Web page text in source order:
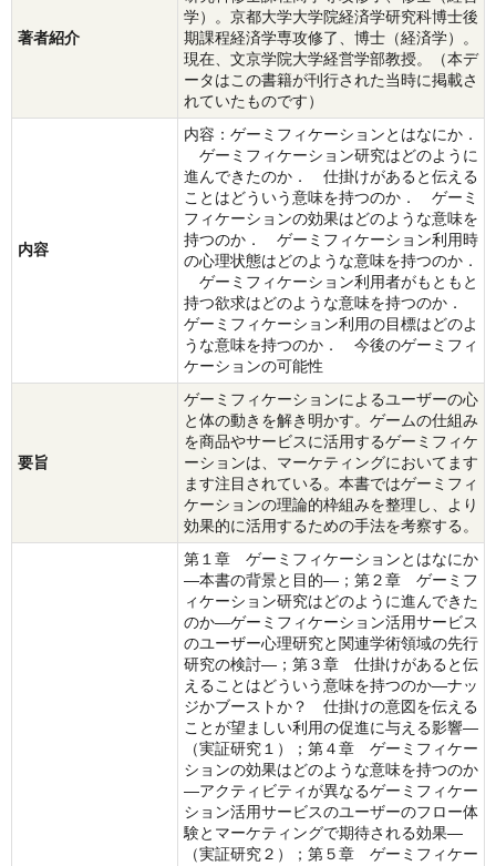
著者紹介
学）。京都大学大学院経済学研究科博士後
期課程経済学専攻修了、博士（経済学）。
現在、文京学院大学経営学部教授。（本デ
ータはこの書籍が刊行された当時に掲載さ
れていたものです）
内容
内容：ゲーミフィケーションとはなにか．
ゲーミフィケーション研究はどのように
進んできたのか． 仕掛けがあると伝える
ことはどういう意味を持つのか． ゲーミ
フィケーションの効果はどのような意味を
持つのか． ゲーミフィケーション利用時
の心理状態はどのような意味を持つのか．
ゲーミフィケーション利用者がもともと
持つ欲求はどのような意味を持つのか．
ゲーミフィケーション利用の目標はどのよ
うな意味を持つのか． 今後のゲーミフィ
ケーションの可能性
要旨
ゲーミフィケーションによるユーザーの心
と体の動きを解き明かす。ゲームの仕組み
を商品やサービスに活用するゲーミフィケ
ーションは、マーケティングにおいてます
ます注目されている。本書ではゲーミフィ
ケーションの理論的枠組みを整理し、より
効果的に活用するための手法を考察する。
第１章 ゲーミフィケーションとはなにか
―本書の背景と目的―；第２章 ゲーミフ
ィケーション研究はどのように進んできた
のか―ゲーミフィケーション活用サービス
のユーザー心理研究と関連学術領域の先行
研究の検討―；第３章 仕掛けがあると伝
えることはどういう意味を持つのか―ナッ
ジかブーストか？ 仕掛けの意図を伝える
ことが望ましい利用の促進に与える影響―
（実証研究１）；第４章 ゲーミフィケー
ションの効果はどのような意味を持つのか
―アクティビティが異なるゲーミフィケー
ション活用サービスのユーザーのフロー体
験とマーケティングで期待される効果―
（実証研究２）；第５章 ゲーミフィケー